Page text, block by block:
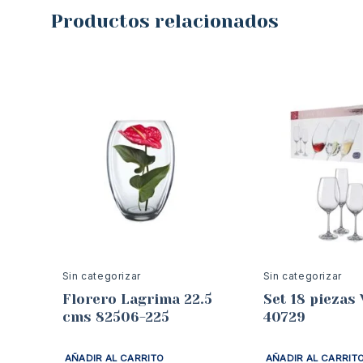
Productos relacionados
Sin categorizar
Florero Lagrima 22.5
cms 82506-225
AÑADIR AL CARRITO
Sin categorizar
Set 18 piezas
40729
AÑADIR AL